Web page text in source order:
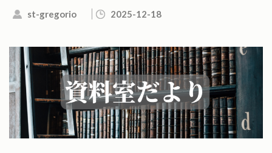
(Enter
す)
st-gregorio 2025-12-18